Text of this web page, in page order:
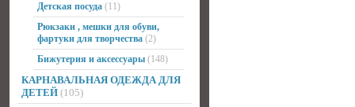
Детская посуда (11)
Рюкзаки , мешки для обуви,
фартуки для творчества (2)
Бижутерия и аксессуары (148)
КАРНАВАЛЬНАЯ ОДЕЖДА ДЛЯ
ДЕТЕЙ (105)